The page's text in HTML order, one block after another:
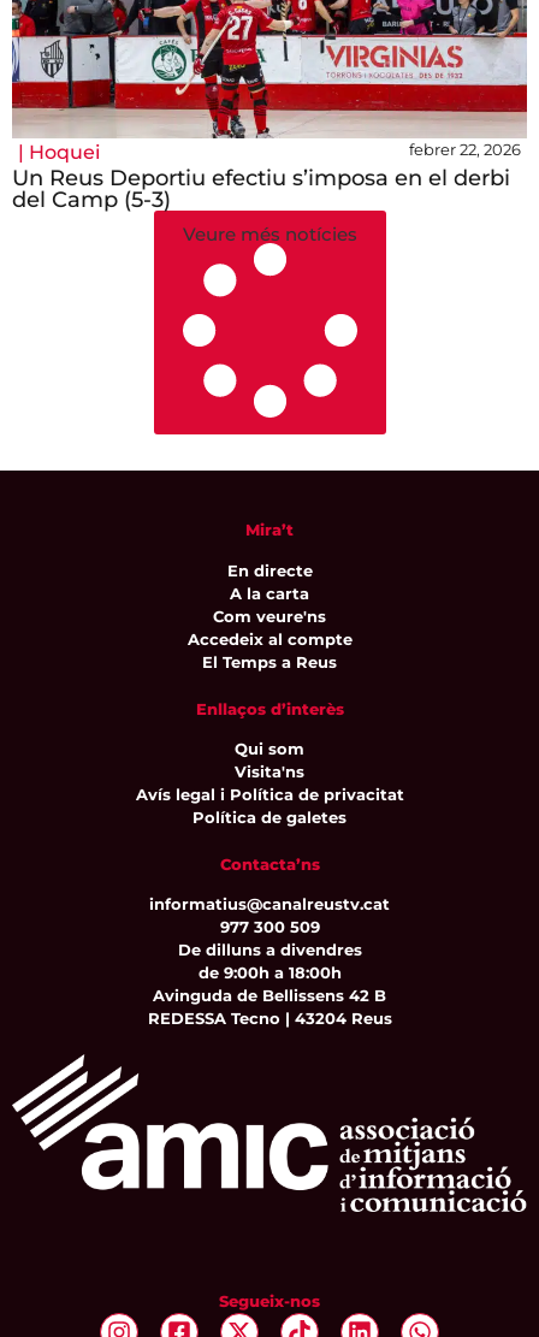
| Hoquei febrer 22, 2026
Un Reus Deportiu efectiu s’imposa en el derbi
del Camp (5-3)
Veure més notícies
Mira’t
En directe
A la carta
Com veure'ns
Accedeix al compte
El Temps a Reus
Enllaços d’interès
Qui som
Visita'ns
Avís legal i Política de privacitat
Política de galetes
Contacta’ns
informatius@canalreustv.cat
977 300 509
De dilluns a divendres
de 9:00h a 18:00h
Avinguda de Bellissens 42 B
REDESSA Tecno | 43204 Reus
Segueix-nos